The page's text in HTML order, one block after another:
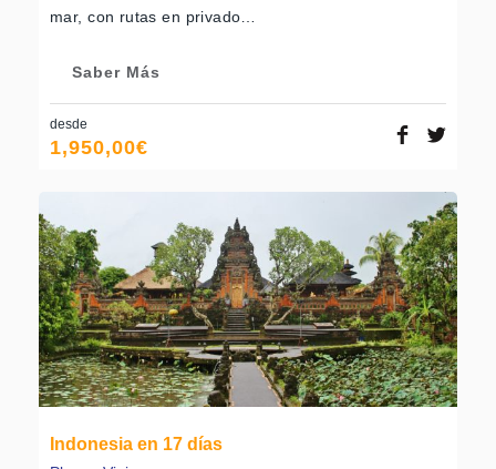
mar, con rutas en privado…
Saber Más
desde
1,950,00€
Indonesia en 17 días